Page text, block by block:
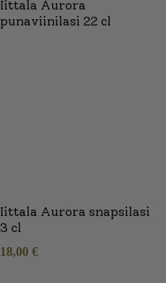
Iittala Aurora
punaviinilasi 22 cl
Iittala Aurora snapsilasi
3 cl
18,00 €